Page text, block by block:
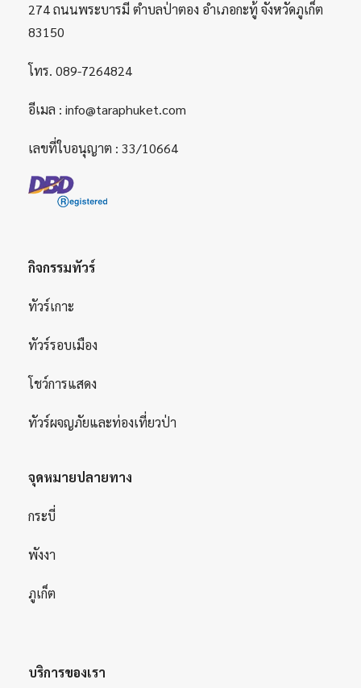
274 ถนนพระบารมี ตำบลป่าตอง อำเภอกะทู้ จังหวัดภูเก็ต
83150
โทร. 089-7264824
อีเมล : info@taraphuket.com
เลขที่ใบอนุญาต : 33/10664
กิจกรรมทัวร์
ทัวร์เกาะ
ทัวร์รอบเมือง
โชว์การแสดง
ทัวร์ผจญภัยและท่องเที่ยวป่า
จุดหมายปลายทาง
กระบี่
พังงา
ภูเก็ต
บริการของเรา